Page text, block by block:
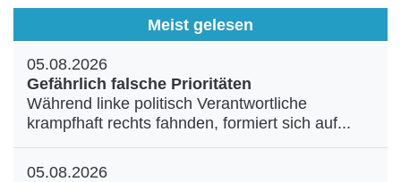
Meist gelesen
05.08.2026
Gefährlich falsche Prioritäten
Während linke politisch Verantwortliche
krampfhaft rechts fahnden, formiert sich auf...
05.08.2026